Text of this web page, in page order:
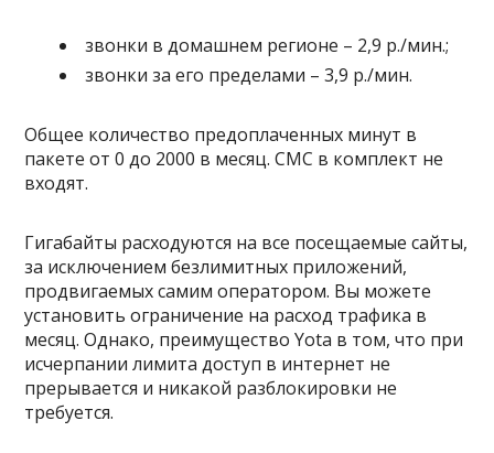
звонки в домашнем регионе – 2,9 р./мин.;
звонки за его пределами – 3,9 р./мин.
Общее количество предоплаченных минут в
пакете от 0 до 2000 в месяц. СМС в комплект не
входят.
Гигабайты расходуются на все посещаемые сайты,
за исключением безлимитных приложений,
продвигаемых самим оператором. Вы можете
установить ограничение на расход трафика в
месяц. Однако, преимущество Yota в том, что при
исчерпании лимита доступ в интернет не
прерывается и никакой разблокировки не
требуется.